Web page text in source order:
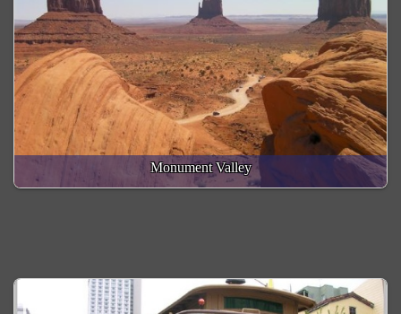
Monument Valley